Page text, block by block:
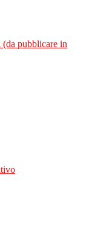
pubblicare in